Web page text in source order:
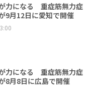
力になる 重症筋無力症
9月12日に愛知で開催
力になる 重症筋無力症
8月8日に広島で開催